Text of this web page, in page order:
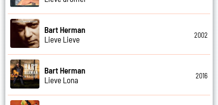
Bart Herman
Lieve Lieve
2002
Bart Herman
Lieve Lona
2016